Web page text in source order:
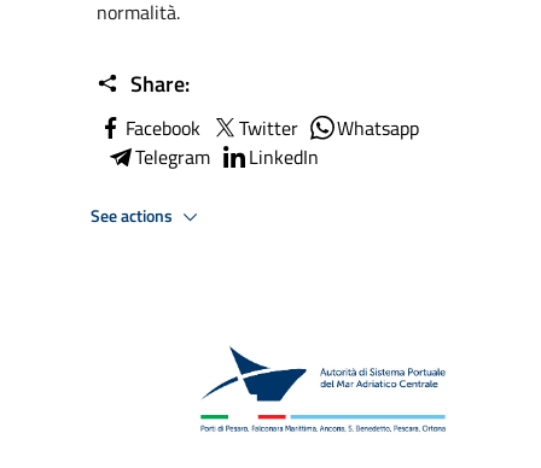
normalità.
Share:
Facebook Twitter
Whatsapp
Telegram
LinkedIn
See actions